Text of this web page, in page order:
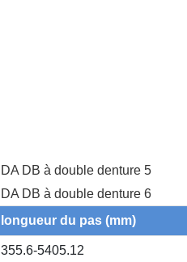
longueur du pas (mm)
355.6-5405.12